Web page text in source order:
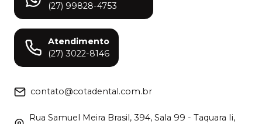
(27) 99828-4753
Atendimento
(27) 3022-8146
contato@cotadental.com.br
Rua Samuel Meira Brasil, 394, Sala 99 - Taquara Ii,